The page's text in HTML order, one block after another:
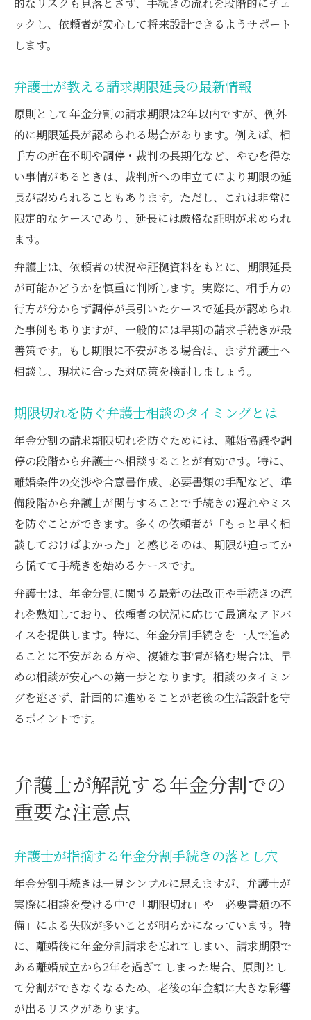
ックし、依頼者が安心して将来設計できるようサポート
します。
弁護士が教える請求期限延長の最新情報
原則として年金分割の請求期限は2年以内ですが、例外
的に期限延長が認められる場合があります。例えば、相
手方の所在不明や調停・裁判の長期化など、やむを得な
い事情があるときは、裁判所への申立てにより期限の延
長が認められることもあります。ただし、これは非常に
限定的なケースであり、延長には厳格な証明が求められ
ます。
弁護士は、依頼者の状況や証拠資料をもとに、期限延長
が可能かどうかを慎重に判断します。実際に、相手方の
行方が分からず調停が長引いたケースで延長が認められ
た事例もありますが、一般的には早期の請求手続きが最
善策です。もし期限に不安がある場合は、まず弁護士へ
相談し、現状に合った対応策を検討しましょう。
期限切れを防ぐ弁護士相談のタイミングとは
年金分割の請求期限切れを防ぐためには、離婚協議や調
停の段階から弁護士へ相談することが有効です。特に、
離婚条件の交渉や合意書作成、必要書類の手配など、準
備段階から弁護士が関与することで手続きの遅れやミス
を防ぐことができます。多くの依頼者が「もっと早く相
談しておけばよかった」と感じるのは、期限が迫ってか
ら慌てて手続きを始めるケースです。
弁護士は、年金分割に関する最新の法改正や手続きの流
れを熟知しており、依頼者の状況に応じて最適なアドバ
イスを提供します。特に、年金分割手続きを一人で進め
ることに不安がある方や、複雑な事情が絡む場合は、早
めの相談が安心への第一歩となります。相談のタイミン
グを逃さず、計画的に進めることが老後の生活設計を守
るポイントです。
弁護士が解説する年金分割での
重要な注意点
弁護士が指摘する年金分割手続きの落とし穴
年金分割手続きは一見シンプルに思えますが、弁護士が
実際に相談を受ける中で「期限切れ」や「必要書類の不
備」による失敗が多いことが明らかになっています。特
に、離婚後に年金分割請求を忘れてしまい、請求期限で
ある離婚成立から2年を過ぎてしまった場合、原則とし
て分割ができなくなるため、老後の年金額に大きな影響
が出るリスクがあります。